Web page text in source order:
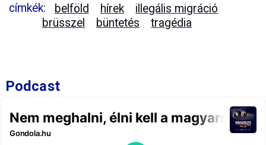
címkék: belföld hírek
illegális migráció
brüsszel
büntetés tragédia
Podcast